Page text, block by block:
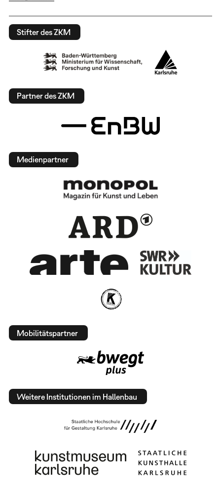
Stifter des ZKM
Partner des ZKM
Medienpartner
Mobilitätspartner
Weitere Institutionen im Hallenbau